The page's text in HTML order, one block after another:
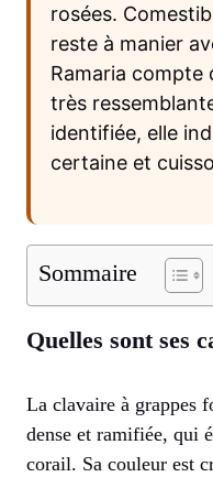
rosées.
reste à manier
Ramaria compte
très
identifiée, elle
certaine et
Sommaire
Quelles sont ses
La clavaire à grappes
dense et ramifiée, qui
corail. Sa couleur est